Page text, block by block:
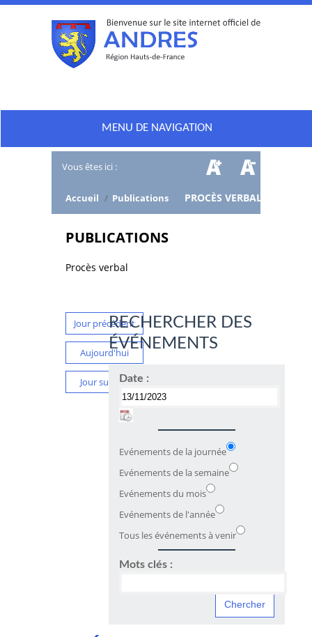
MENU DE NAVIGATION
Vous êtes ici :
Accueil / Publications PROCÈS VERBAL
PUBLICATIONS
Procès verbal
Jour précédent
Aujourd'hui
Jour suivant
RECHERCHER DES
ÉVÉNEMENTS
Date :
Evénements de la journée
Evénements de la semaine
Evénements du mois
Evénements de l'année
Tous les événements à venir
Mots clés :